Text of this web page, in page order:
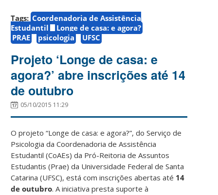
Tags: Coordenadoria de Assistência
Estudantil
Longe de casa: e agora?
PRAE
psicologia UFSC
Projeto ‘Longe de casa: e
agora?’ abre inscrições até 14
de outubro
05/10/2015 11:29
O projeto “Longe de casa: e agora?”, do Serviço de
Psicologia da Coordenadoria de Assistência
Estudantil (CoAEs) da Pró-Reitoria de Assuntos
Estudantis (Prae) da Universidade Federal de Santa
Catarina (UFSC), está com inscrições abertas até 14
de outubro. A iniciativa presta suporte à